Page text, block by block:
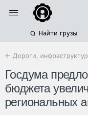
Найти грузы
← Дороги,
Госдума
бюджета
региональных